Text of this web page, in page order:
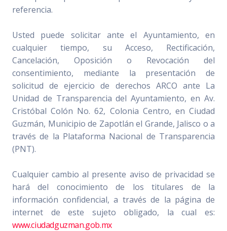
referencia.
Usted puede solicitar ante el Ayuntamiento, en
cualquier tiempo, su Acceso, Rectificación,
Cancelación, Oposición o Revocación del
consentimiento, mediante la presentación de
solicitud de ejercicio de derechos ARCO ante La
Unidad de Transparencia del Ayuntamiento, en Av.
Cristóbal Colón No. 62, Colonia Centro, en Ciudad
Guzmán, Municipio de Zapotlán el Grande, Jalisco o a
través de la Plataforma Nacional de Transparencia
(PNT).
Cualquier cambio al presente aviso de privacidad se
hará del conocimiento de los titulares de la
información confidencial, a través de la página de
internet de este sujeto obligado, la cual es:
www.ciudadguzman.gob.mx